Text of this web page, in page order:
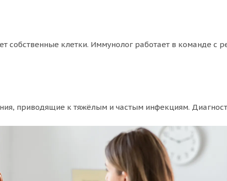
собственные клетки. Иммунолог работает в команде
приводящие к тяжёлым и частым инфекциям.